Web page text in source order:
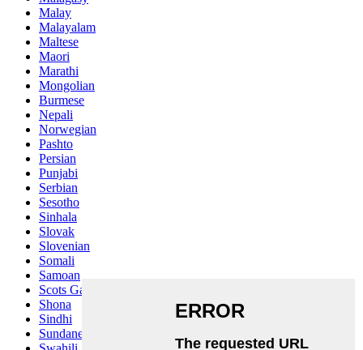
Malay
Malayalam
Maltese
Maori
Marathi
Mongolian
Burmese
Nepali
Norwegian
Pashto
Persian
Punjabi
Serbian
Sesotho
Sinhala
Slovak
Slovenian
Somali
Samoan
Scots Gaelic
Shona
Sindhi
Sundanese